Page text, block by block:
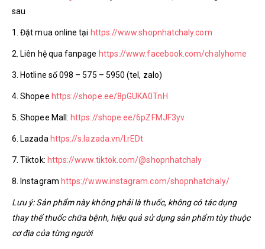
sau
1. Đặt mua online tại https://www.shopnhatchaly.com
2. Liên hệ qua fanpage https://www.facebook.com/chalyhome
3. Hotline số 098 – 575 – 5950 (tel, zalo)
4. Shopee https://shope.ee/8pGUKA0TnH
5. Shopee Mall: https://shope.ee/6pZFMJF3yv
6. Lazada https://s.lazada.vn/l.rEDt
7. Tiktok: https://www.tiktok.com/@shopnhatchaly
8. Instagram https://www.instagram.com/shopnhatchaly/
Lưu ý: Sản phẩm này không phải là thuốc, không có tác dụng
thay thế thuốc chữa bệnh, hiệu quả sử dụng sản phẩm tùy thuộc
cơ địa của từng người